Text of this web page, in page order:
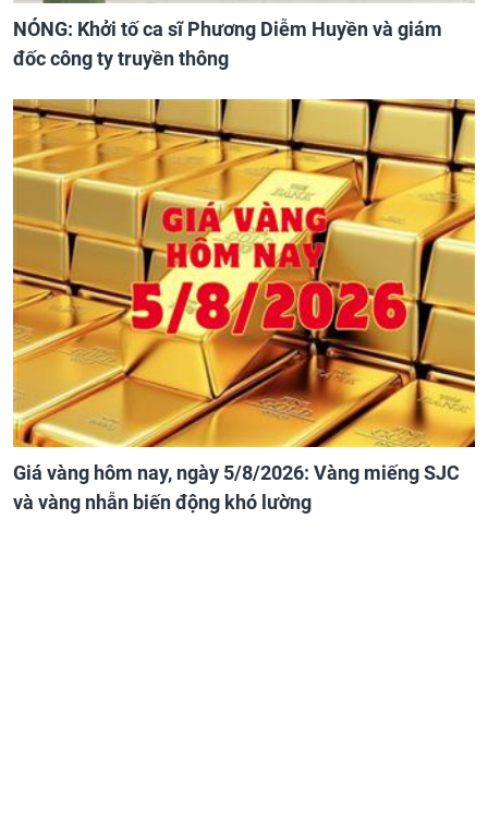
NÓNG: Khởi tố ca sĩ Phương Diễm Huyền và giám
đốc công ty truyền thông
Giá vàng hôm nay, ngày 5/8/2026: Vàng miếng SJC
và vàng nhẫn biến động khó lường